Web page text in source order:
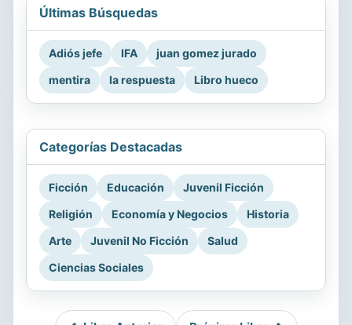
Últimas Búsquedas
Adiós jefe IFA
juan gomez jurado
mentira
la respuesta Libro hueco
Categorías Destacadas
Ficción Educación
Juvenil Ficción
Religión
Economía y Negocios
Historia
Arte
Juvenil No Ficción
Salud
Ciencias Sociales